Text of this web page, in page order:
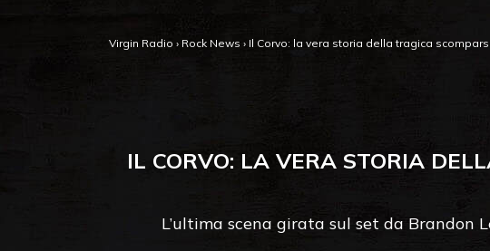
Virgin Radio › Rock News › Il Corvo: la vera storia della tragica
IL CORVO: LA VERA STORIA
L’ultima scena girata sul set da